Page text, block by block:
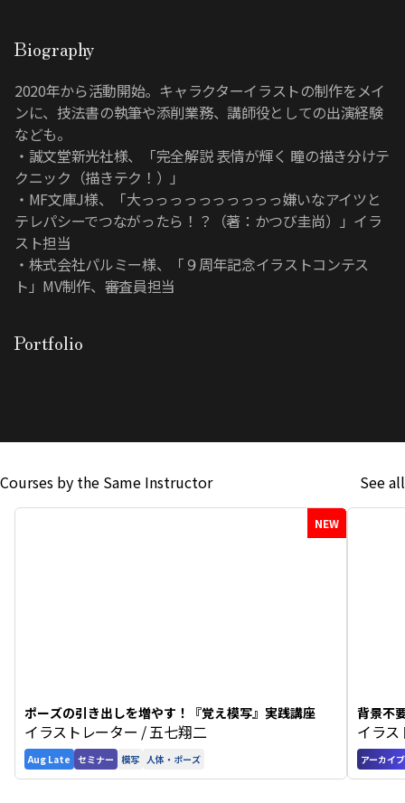
Biography
2020年から活動開始。キャラクターイラストの制作をメイ
ンに、技法書の執筆や添削業務、講師役としての出演経験
なども。
・誠文堂新光社様、「完全解説 表情が輝く 瞳の描き分けテ
クニック（描きテク！）」
・MF文庫J様、「大っっっっっっっっっっ嫌いなアイツと
テレパシーでつながったら！？（著：かつび圭尚）」イラ
スト担当
・株式会社パルミー様、「９周年記念イラストコンテス
ト」MV制作、審査員担当
Portfolio
Courses by the Same Instructor See all
ポーズの引き出しを増やす！『覚え模写』実践講座
イラストレーター / 五七翔二
Aug Late セミナー 模写 人体・ポーズ
NEW
背景不
本メソ
イラス
アーカイブ